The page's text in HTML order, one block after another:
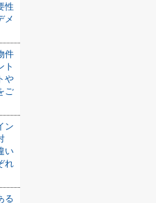
性
メ
件
ト
や
ご
ン
い
れ
る